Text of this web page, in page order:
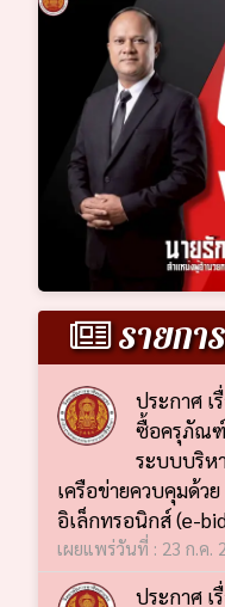
รายกา
ประกาศ เ
ซื้อครุภัณฑ์
ระบบบริห
เครือข่ายควบคุมด้ว
อิเล็กทรอนิกส์ (e-
เผยแพร่วันที่ : 23 ก.ค.
ประกาศ เ